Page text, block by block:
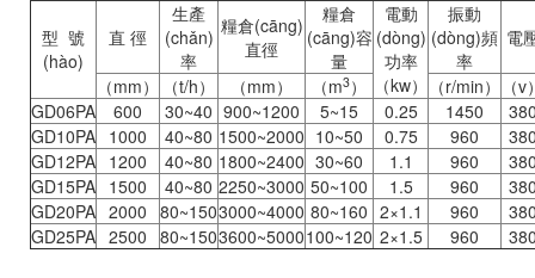
型 號
(hào)
直 徑
生產
(chǎn)
率
糧倉(cāng)
直徑
糧倉
(cāng)容
量
電動
(dòng)
功率
（kw）
振動
(dòng)頻
率
電
（mm） （t/h） （mm） （m3） （r/min）
（v
GD06PA
600 30~40 900~1200 5~15 0.25 1450
GD10PA 1000 40~80 1500~2000 10~50 0.75 960
GD12PA 1200 40~80 1800~2400 30~60 1.1 960
GD15PA 1500 40~80 2250~3000 50~100 1.5 960
GD20PA 2000 80~1503000~4000 80~160 2×1.1 960
GD25PA 2500 80~1503600~5000100~120 2×1.5 960